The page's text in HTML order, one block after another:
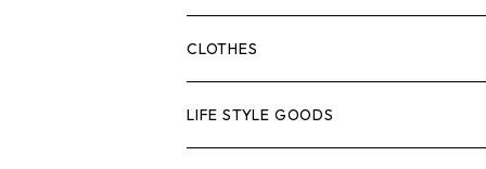
HANGBURGER（ハングバーガー）
EX-GATE（エクスゲート）
COLLABORATION
UNITIUM.
ランタン＆ライト
クッカー＆カトラリー
CLOTHES
TOPS
LIFE STYLE GOODS